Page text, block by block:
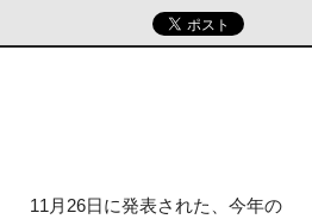
11月26日に発表された、今年の